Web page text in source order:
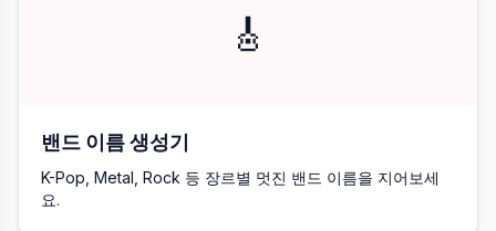
🎸
밴드 이름 생성기
K-Pop, Metal, Rock 등 장르별 멋진 밴드 이름을 지어보세
요.